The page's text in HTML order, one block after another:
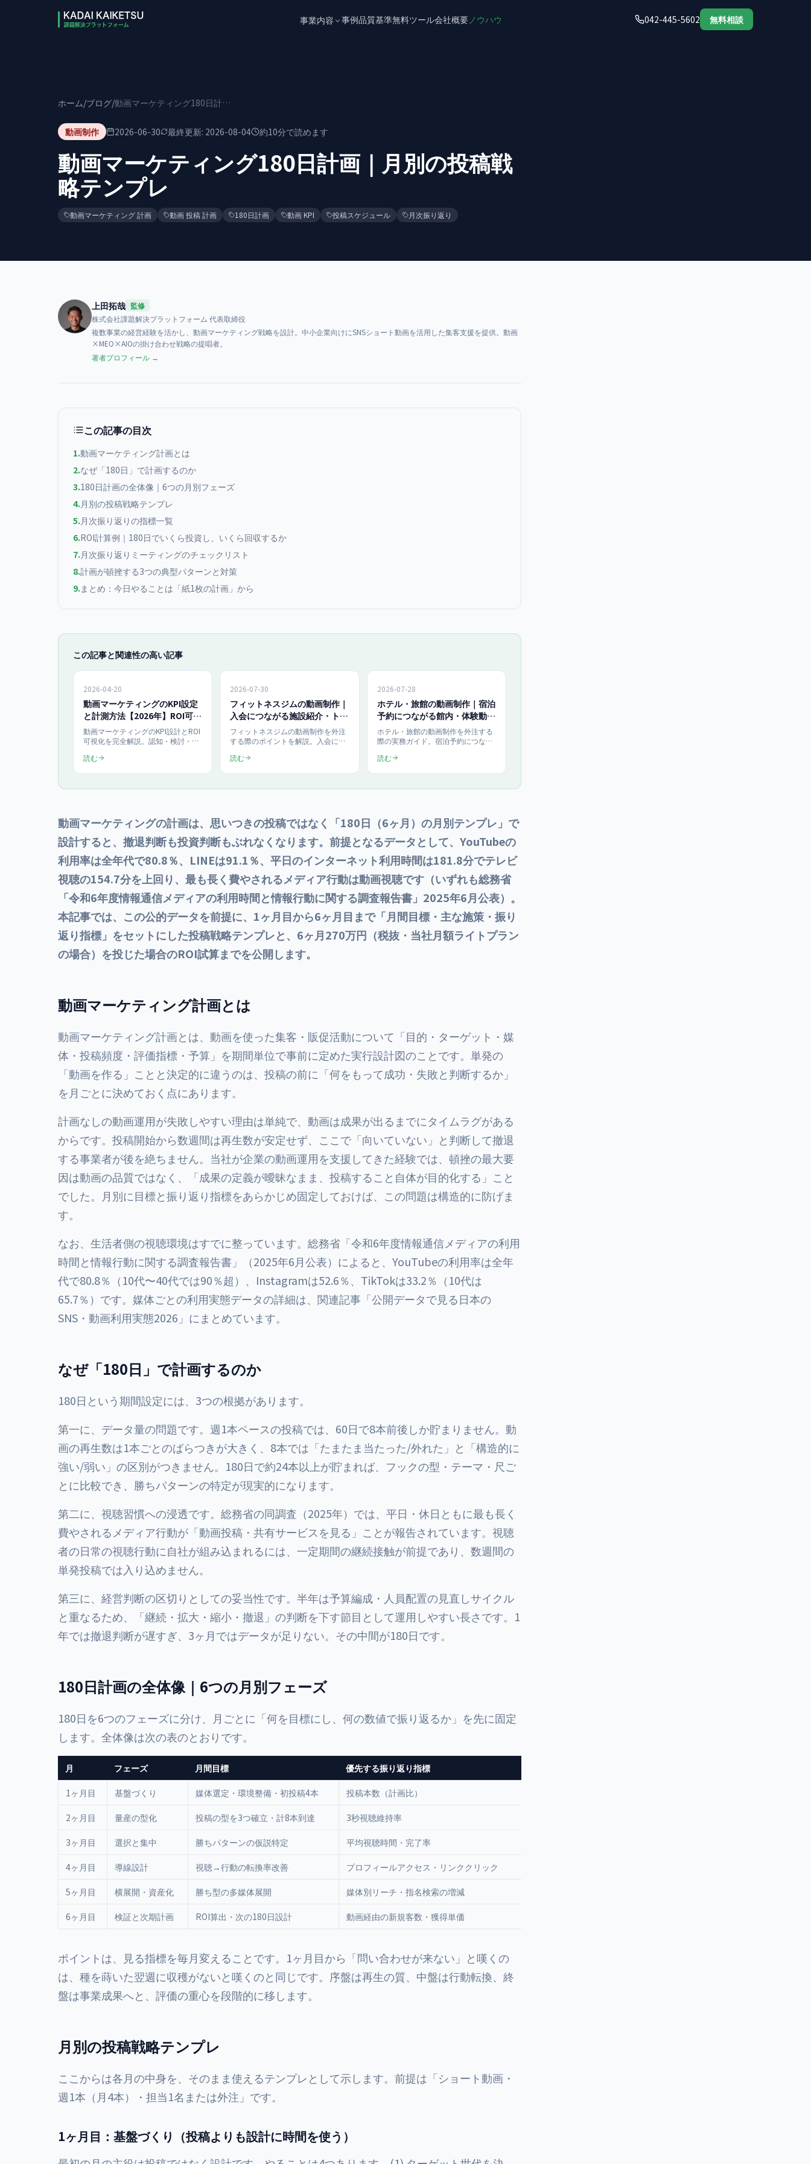
事業内容 事例品質基準無料ツール会社概要ノウハウ 042-445-5602 無料相談
ホーム/ブログ/ 動画マーケティング180日計画｜月別の投稿戦略テンプレ
動画制作 2026-06-30 最終更新: 2026-08-04 約10分で読めます
動画マーケティング180日計画｜月別の投稿戦
略テンプレ
動画マーケティング 計画 動画 投稿 計画 180日計画 動画 KPI 投稿スケジュール 月次振り返り
上田拓哉 監修
株式会社課題解決プラットフォーム 代表取締役
複数事業の経営経験を活かし、動画マーケティング戦略を設計。中小企業向けにSNSショート動画を活用した集客支援を提供。動画
×MEO×AIOの掛け合わせ戦略の提唱者。
著者プロフィール →
この記事の目次
1.動画マーケティング計画とは
2.なぜ「180日」で計画するのか
3.180日計画の全体像｜6つの月別フェーズ
4.月別の投稿戦略テンプレ
5.月次振り返りの指標一覧
6.ROI計算例｜180日でいくら投資し、いくら回収するか
7.月次振り返りミーティングのチェックリスト
8.計画が頓挫する3つの典型パターンと対策
9.まとめ：今日やることは「紙1枚の計画」から
この記事と関連性の高い記事
2026-04-20
動画マーケティングのKPI設定
と計測方法【2026年】ROI可視
化の4段階テンプレ公開
動画マーケティングのKPI設計とROI
可視化を完全解説。認知・検討・購
YouTube Analytics計測方法、Looker
介。
読む
2026-07-30
フィットネスジムの動画制作｜
入会につながる施設紹介・トレ
ーニング動画の外注
フィットネスジムの動画制作を外注
する際のポイントを解説。入会につ
ニング解説」「スタッフ・雰囲気」
の型、撮影で見せるべき要素、依頼
450,000円（月4本）で制作します。
読む
2026-07-28
ホテル・旅館の動画制作｜宿泊
予約につながる館内・体験動画
の外注ガイド
ホテル・旅館の動画制作を外注する
際の実務ガイド。宿泊予約につなが
画の型、公式サイト・OTA・SNSの
作はショート1本150,000円〜、月額
読む
動画マーケティングの計画は、思いつきの投稿ではなく「180日（6ヶ月）の月別テンプレ」で
設計すると、撤退判断も投資判断もぶれなくなります。前提となるデータとして、YouTubeの
利用率は全年代で80.8％、LINEは91.1％、平日のインターネット利用時間は181.8分でテレビ
視聴の154.7分を上回り、最も長く費やされるメディア行動は動画視聴です（いずれも総務省
「令和6年度情報通信メディアの利用時間と情報行動に関する調査報告書」2025年6月公表）。
本記事では、この公的データを前提に、1ヶ月目から6ヶ月目まで「月間目標・主な施策・振り
返り指標」をセットにした投稿戦略テンプレと、6ヶ月270万円（税抜・当社月額ライトプラン
の場合）を投じた場合のROI試算までを公開します。
動画マーケティング計画とは
動画マーケティング計画とは、動画を使った集客・販促活動について「目的・ターゲット・媒
体・投稿頻度・評価指標・予算」を期間単位で事前に定めた実行設計図のことです。単発の
「動画を作る」ことと決定的に違うのは、投稿の前に「何をもって成功・失敗と判断するか」
を月ごとに決めておく点にあります。
計画なしの動画運用が失敗しやすい理由は単純で、動画は成果が出るまでにタイムラグがある
からです。投稿開始から数週間は再生数が安定せず、ここで「向いていない」と判断して撤退
する事業者が後を絶ちません。当社が企業の動画運用を支援してきた経験では、頓挫の最大要
因は動画の品質ではなく、「成果の定義が曖昧なまま、投稿すること自体が目的化する」こと
でした。月別に目標と振り返り指標をあらかじめ固定しておけば、この問題は構造的に防げま
す。
なお、生活者側の視聴環境はすでに整っています。総務省「令和6年度情報通信メディアの利用
時間と情報行動に関する調査報告書」（2025年6月公表）によると、YouTubeの利用率は全年
代で80.8％（10代〜40代では90％超）、Instagramは52.6％、TikTokは33.2％（10代は
65.7％）です。媒体ごとの利用実態データの詳細は、関連記事「公開データで見る日本の
SNS・動画利用実態2026 」にまとめています。
なぜ「180日」で計画するのか
180日という期間設定には、3つの根拠があります。
第一に、データ量の問題です。週1本ペースの投稿では、60日で8本前後しか貯まりません。動
画の再生数は1本ごとのばらつきが大きく、8本では「たまたま当たった/外れた」と「構造的に
強い/弱い」の区別がつきません。180日で約24本以上が貯まれば、フックの型・テーマ・尺ご
とに比較でき、勝ちパターンの特定が現実的になります。
第二に、視聴習慣への浸透です。総務省の同調査（2025年）では、平日・休日ともに最も長く
費やされるメディア行動が「動画投稿・共有サービスを見る」ことが報告されています。視聴
者の日常の視聴行動に自社が組み込まれるには、一定期間の継続接触が前提であり、数週間の
単発投稿では入り込めません。
第三に、経営判断の区切りとしての妥当性です。半年は予算編成・人員配置の見直しサイクル
と重なるため、「継続・拡大・縮小・撤退」の判断を下す節目として運用しやすい長さです。1
年では撤退判断が遅すぎ、3ヶ月ではデータが足りない。その中間が180日です。
180日計画の全体像｜6つの月別フェーズ
180日を6つのフェーズに分け、月ごとに「何を目標にし、何の数値で振り返るか」を先に固定
します。全体像は次の表のとおりです。
月 フェーズ 月間目標 優先する振り返り指標
1ヶ月目 基盤づくり 媒体選定・環境整備・初投稿4本 投稿本数（計画比）
2ヶ月目 量産の型化 投稿の型を3つ確立・計8本到達 3秒視聴維持率
3ヶ月目 選択と集中 勝ちパターンの仮説特定 平均視聴時間・完了率
4ヶ月目 導線設計 視聴→行動の転換率改善 プロフィールアクセス・リンククリック
5ヶ月目 横展開・資産化 勝ち型の多媒体展開 媒体別リーチ・指名検索の増減
6ヶ月目 検証と次期計画 ROI算出・次の180日設計 動画経由の新規客数・獲得単価
ポイントは、見る指標を毎月変えることです。1ヶ月目から「問い合わせが来ない」と嘆くの
は、種を蒔いた翌週に収穫がないと嘆くのと同じです。序盤は再生の質、中盤は行動転換、終
盤は事業成果へと、評価の重心を段階的に移します。
月別の投稿戦略テンプレ
ここからは各月の中身を、そのまま使えるテンプレとして示します。前提は「ショート動画・
週1本（月4本）・担当1名または外注」です。
1ヶ月目：基盤づくり（投稿よりも設計に時間を使う）